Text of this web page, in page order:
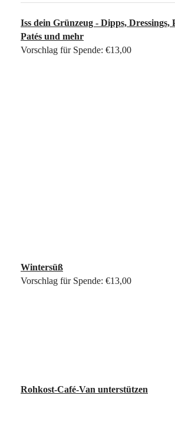
Iss dein Grünzeug - Dipps, Dressings,
Patés und mehr
Vorschlag für Spende: €13,00
Wintersüß
Vorschlag für Spende: €13,00
Rohkost-Café-Van unterstützen